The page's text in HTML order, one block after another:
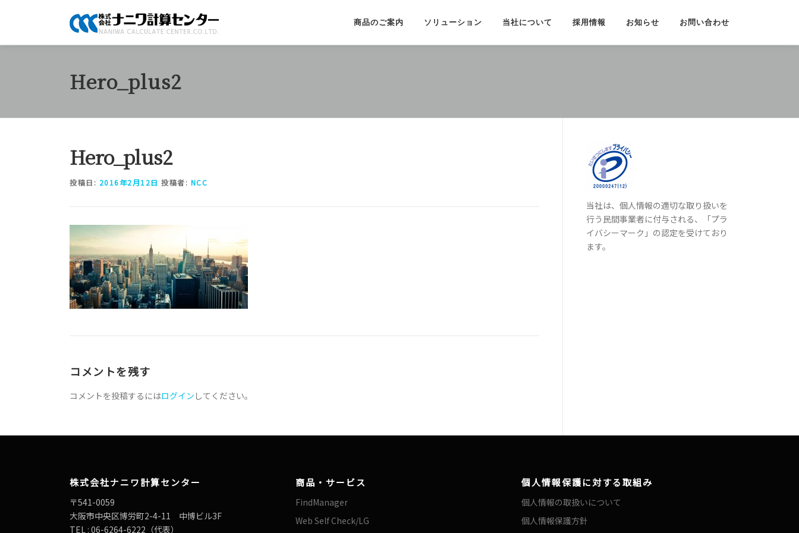
ン
ッ
商品のご案内 ソリューション 当社について 採用情報 お知らせ お問い合わせ
Hero_plus2
Hero_plus2
投稿日: 2016年2月12日 投稿者: NCC
コメントを残す
コメントを投稿するにはログイン してください。
当社は、個人情報の適切な取り扱いを
行う民間事業者に付与される、「プラ
イバシーマーク」の認定を受けており
ます。
株式会社ナニワ計算センター
〒541-0059
大阪市中央区博労町2-4-11 中博ビル3F
TEL : 06-6264-6222（代表）
商品・サービス
FindManager
Web Self Check/LG
個人情報保護に対する取組み
個人情報の取扱いについて
個人情報保護方針